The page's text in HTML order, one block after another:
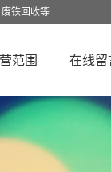
铁回收等
范围 在线留